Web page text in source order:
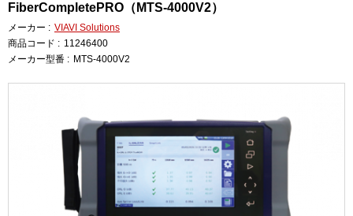
FiberCompletePRO（MTS-4000V2）
メーカー : VIAVI Solutions
商品コード : 11246400
メーカー型番 : MTS-4000V2